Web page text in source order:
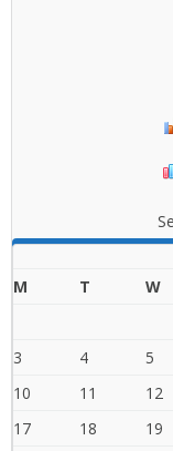
M
T W
3
4 5
10
11 12
17
18 19